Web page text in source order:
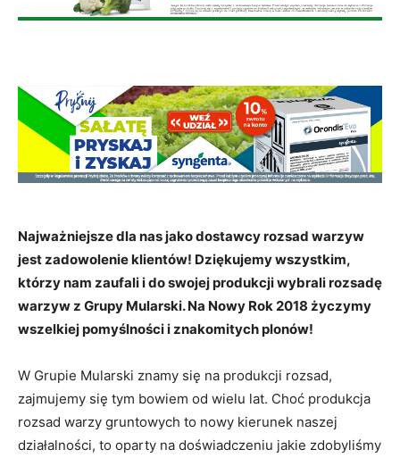
Najważniejsze dla nas jako dostawcy rozsad warzyw
jest zadowolenie klientów! Dziękujemy wszystkim,
którzy nam zaufali i do swojej produkcji wybrali rozsadę
warzyw z Grupy Mularski. Na Nowy Rok 2018 życzymy
wszelkiej pomyślności i znakomitych plonów!
W Grupie Mularski znamy się na produkcji rozsad,
zajmujemy się tym bowiem od wielu lat. Choć produkcja
rozsad warzy gruntowych to nowy kierunek naszej
działalności, to oparty na doświadczeniu jakie zdobyliśmy